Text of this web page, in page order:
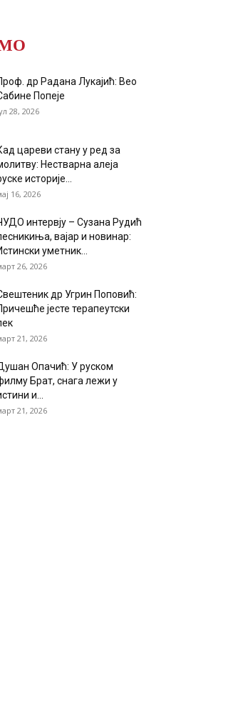
др Радана Лукајић: Вео
Попеје
28, 2026
цареви стану у ред за
Нестварна алеја
историје...
16, 2026
интервју – Сузана Рудић
вајар и новинар:
уметник...
26, 2026
др Угрин Поповић:
јесте терапеутски
21, 2026
Опачић: У руском
Брат, снага лежи у
и...
21, 2026